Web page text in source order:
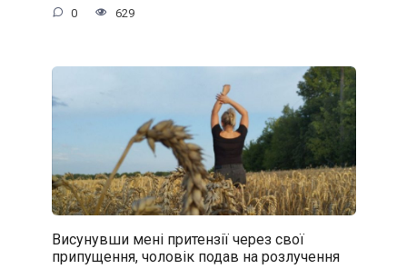
0 629
Висунувши мені притензії через свої
припущення, чоловік подав на розлучення